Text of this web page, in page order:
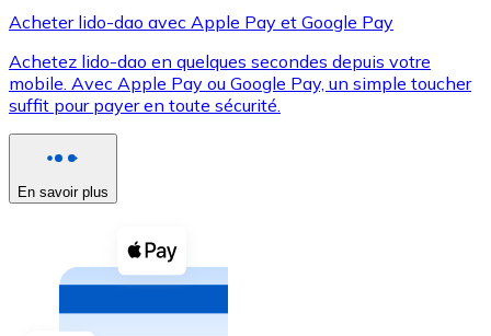
XRP
XRP
Voir toutes
Coupons crypto
Achetez des cryptomonnaies en espèces et d'autres
Acheter avec espèces
Acheter lido-dao avec Apple Pay et Google Pay
Achetez lido-dao en quelques secondes depuis votre
mobile. Avec Apple Pay ou Google Pay, un simple toucher
suffit pour payer en toute sécurité.
En savoir plus